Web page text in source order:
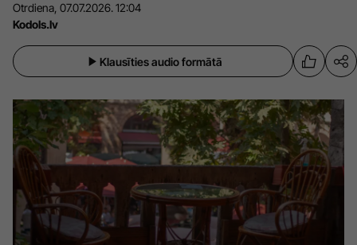
Ģimene
Vide
Drošība
Pierīga
Ādaži
Ķekava
Mediju atbalsta fonds
Zivju fonds
Otrdiena, 07.07.2026. 12:04
Kodols.lv
Klausīties audio formātā